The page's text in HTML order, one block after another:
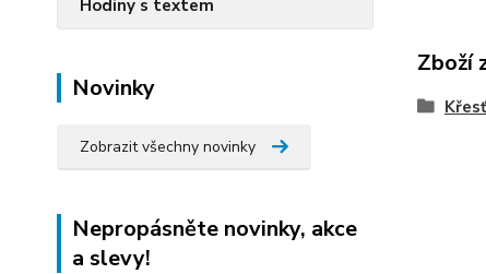
Hodiny s textem
Novinky
Zobrazit všechny novinky
Nepropásněte novinky, akce
a slevy!
Zboží